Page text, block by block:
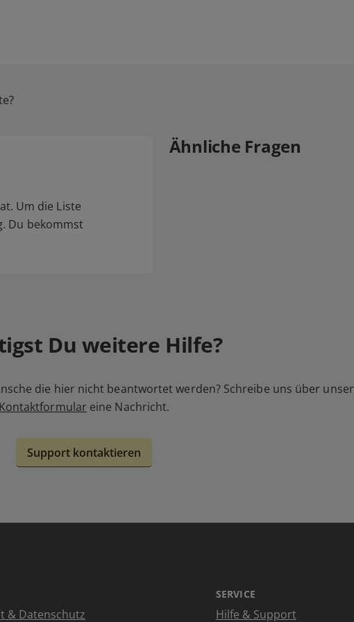
Um die Liste
Du bekommst
Ähnliche Fragen
Du weitere Hilfe?
die hier nicht beantwortet werden? Schreibe uns über unser
Kontaktformular eine Nachricht.
Support kontaktieren
& Datenschutz
SERVICE
Hilfe & Support